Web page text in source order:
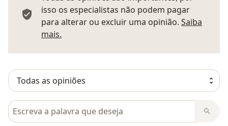
isso os especialistas não podem pagar
para alterar ou excluir uma opinião. Saiba
mais.
Pesquisar em opiniões